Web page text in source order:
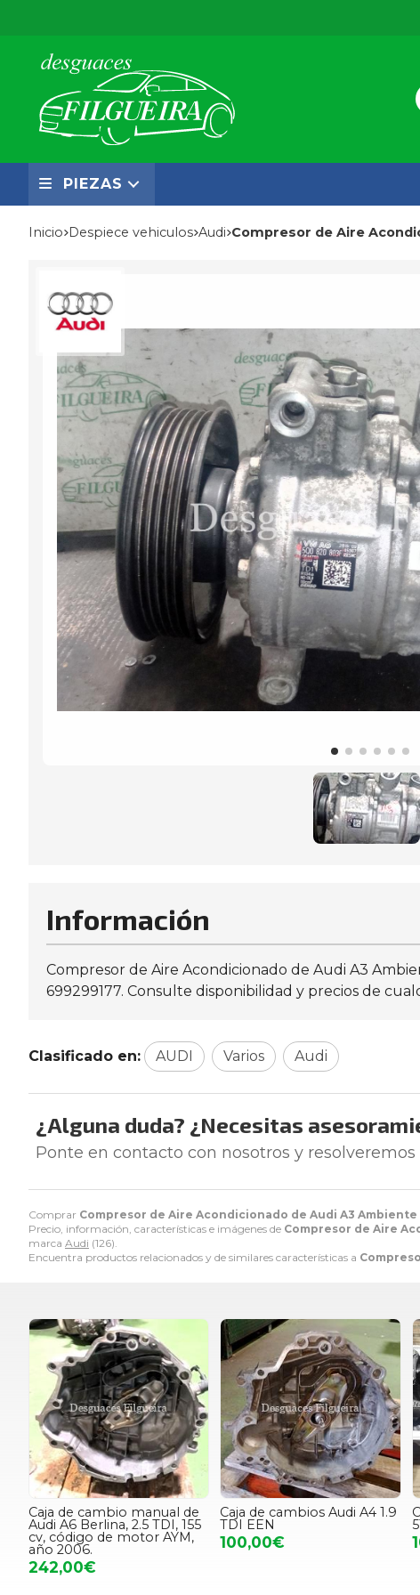
PIEZAS
Inicio despiece vehiculos audi Compresor de Aire
Comprar Compresor de Aire Acondicionado de Audi A3 Ambiente
Precio, información, características e imágenes de Compresor de Aire
marca Audi (126).
Encuentra productos relacionados y de similares características a
Información
Compresor de Aire Acondicionado de Audi A3
699299177. Consulte disponibilidad y precios de
Clasificado en: AUDI Varios Audi
¿Alguna duda? ¿Necesitas
Ponte en contacto con nosotros y resolveremos
Caja de cambio manual de
Audi A6 Berlina, 2.5 TDI, 155
cv, código de motor AYM,
año 2006.
242,00€
Caja de cambios Audi A4 1.9
TDI EEN
100,00€